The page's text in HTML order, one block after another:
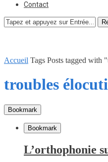
Contact
Accueil Tags Posts tagged with
troubles
Bookmark
Bookmark
L’orthophonie